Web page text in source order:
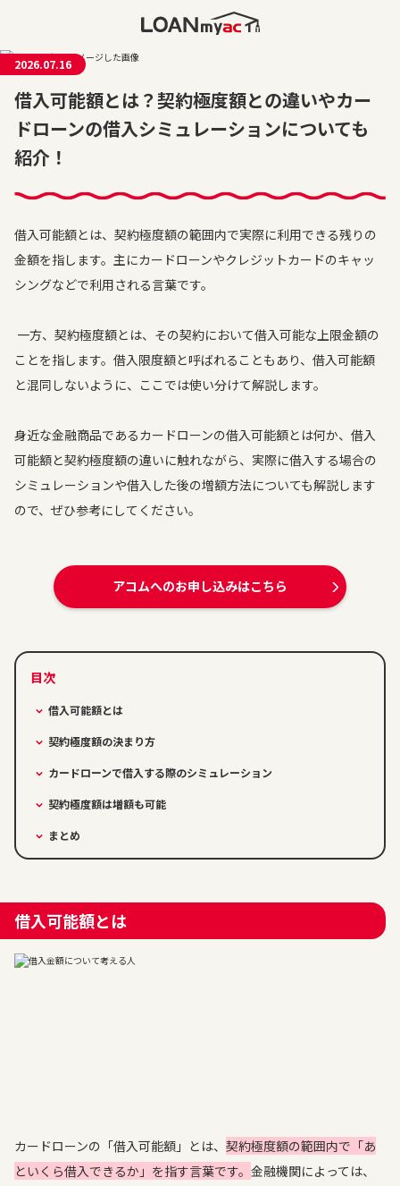
2026.07.16
借入可能額とは？契約極度額との違いやカー
ドローンの借入シミュレーションについても
紹介！
借入可能額とは、契約極度額の範囲内で実際に利用できる残りの
金額を指します。主にカードローンやクレジットカードのキャッ
シングなどで利用される言葉です。
一方、契約極度額とは、その契約において借入可能な上限金額の
ことを指します。借入限度額と呼ばれることもあり、借入可能額
と混同しないように、ここでは使い分けて解説します。
身近な金融商品であるカードローンの借入可能額とは何か、借入
可能額と契約極度額の違いに触れながら、実際に借入する場合の
シミュレーションや借入した後の増額方法についても解説します
ので、ぜひ参考にしてください。
アコムへのお申し込みはこちら
借入可能額とは
契約極度額の決まり方
カードローンで借入する際のシミュレーション
契約極度額は増額も可能
まとめ
借入可能額とは
カードローンの「借入可能額」とは、 契約極度額の範囲内で「あ
といくら借入できるか」を指す言葉です。 金融機関によっては、